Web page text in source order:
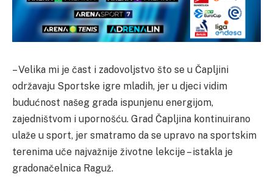
– Velika mi je čast i zadovoljstvo što se u Čapljini
održavaju Sportske igre mladih, jer u djeci vidim
budućnost našeg grada ispunjenu energijom,
zajedništvom i upornošću. Grad Čapljina kontinuirano
ulaže u sport, jer smatramo da se upravo na sportskim
terenima uče najvažnije životne lekcije – istakla je
gradonačelnica Raguž.